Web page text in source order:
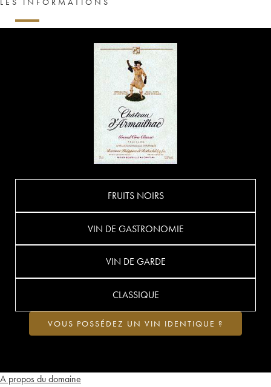
A propos du domaine
FRUITS NOIRS
VIN DE GASTRONOMIE
VIN DE GARDE
CLASSIQUE
VOUS POSSÉDEZ UN VIN IDENTIQUE ?